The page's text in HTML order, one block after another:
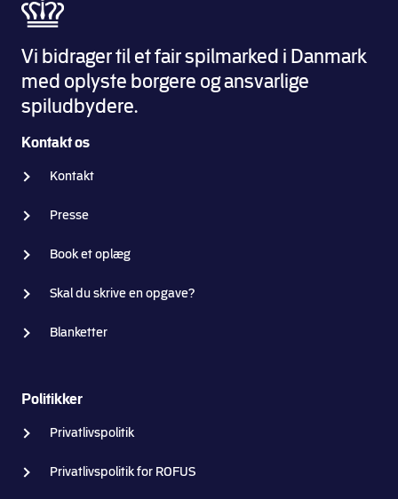
Vi bidrager til et fair spilmarked i Danmark
med oplyste borgere og ansvarlige
spiludbydere.
Kontakt os
Kontakt
Presse
Book et oplæg
Skal du skrive en opgave?
Blanketter
Politikker
Privatlivspolitik
Privatlivspolitik for ROFUS